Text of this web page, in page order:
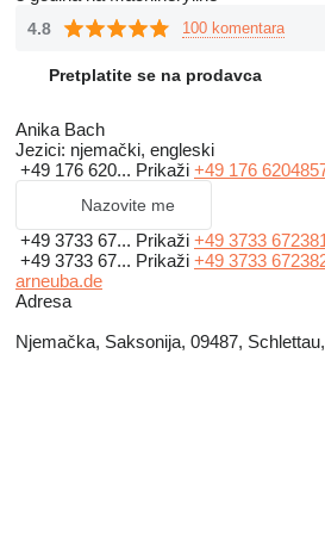
We welcome you to make use of our
4.8 100 komentara
Pretplatite se na prodavca
Anika Bach
Jezici: njemački, engleski
+49 176 620... Prikaži +49 176
Nazovite me
+49 3733 67... Prikaži +49 3733
+49 3733 67... Prikaži +49 3733
arneuba.de
Adresa
Njemačka, Saksonija, 09487,